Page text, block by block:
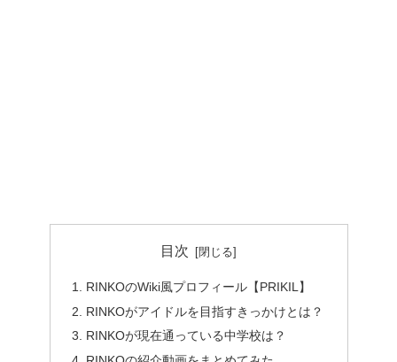
目次
RINKOのWiki風プロフィール【PRIKIL】
RINKOがアイドルを目指すきっかけとは？
RINKOが現在通っている中学校は？